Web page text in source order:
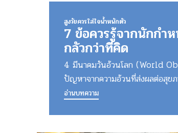
สูงวัยควรใส่ใจน้ำหนักตัว
7 ข้อควรรู้จากนักกำ
กลัวกว่าที่คิด
4 มีนาคมวันอ้วนโลก (World
ปัญหาจากความอ้วนที่ส่งผลต่อสุขภ
อ่านบทความ